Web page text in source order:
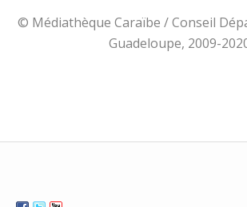
© Médiathèque Caraïbe / Conseil
Guadeloupe, 2009-